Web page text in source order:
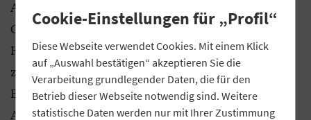
Autobahn aus kommend den Weg. Auch am
Gebäude ist der neue Slogan „Wo Finanzen
Herzenssache sind“ auf einem Großflächenplakat
zu lesen. Weiter geht es in den Eingangsbereich der
Bank. Auf Monitoren, an den Wänden oder
Aushängen – das neue Design und die neu
Cookie-Einstellungen für „Profil“
Diese Webseite verwendet Cookies. Mit einem Klick
auf „Auswahl bestätigen“ akzeptieren Sie die
Verarbeitung grundlegender Daten, die für den
Betrieb dieser Webseite notwendig sind. Weitere
statistische Daten werden nur mit Ihrer Zustimmung